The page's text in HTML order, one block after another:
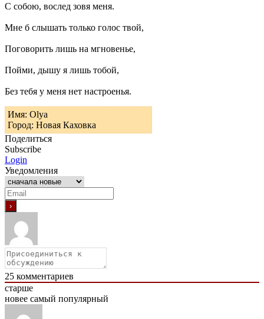
С собою, вослед зовя меня.
Мне б слышать только голос твой,
Поговорить лишь на мгновенье,
Пойми, дышу я лишь тобой,
Без тебя у меня нет настроенья.
Имя: Olya
Город: Новая Каховка
Поделиться
Subscribe
Login
Уведомления
25 комментариев
старше
новее самый популярный